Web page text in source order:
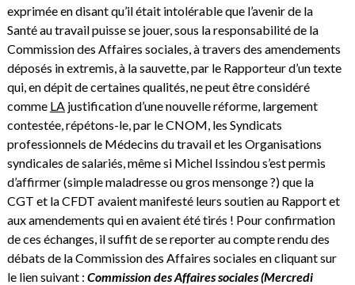
exprimée en disant qu’il était intolérable que l’avenir de la
Santé au travail puisse se jouer, sous la responsabilité de la
Commission des Affaires sociales, à travers des amendements
déposés in extremis, à la sauvette, par le Rapporteur d’un texte
qui, en dépit de certaines qualités, ne peut être considéré
comme LA justification d’une nouvelle réforme, largement
contestée, répétons-le, par le CNOM, les Syndicats
professionnels de Médecins du travail et les Organisations
syndicales de salariés, même si Michel Issindou s’est permis
d’affirmer (simple maladresse ou gros mensonge ?) que la
CGT et la CFDT avaient manifesté leurs soutien au Rapport et
aux amendements qui en avaient été tirés ! Pour confirmation
de ces échanges, il suffit de se reporter au compte rendu des
débats de la Commission des Affaires sociales en cliquant sur
le lien suivant : Commission des Affaires sociales (Mercredi